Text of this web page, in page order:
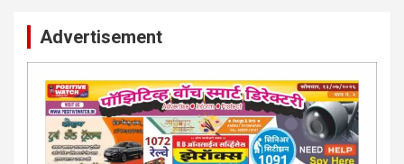
Advertisement